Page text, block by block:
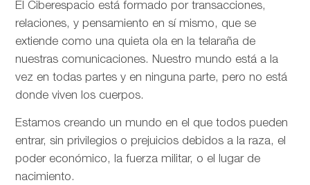
El Ciberespacio está formado por transacciones,
relaciones, y pensamiento en sí mismo, que se
extiende como una quieta ola en la telaraña de
nuestras comunicaciones. Nuestro mundo está a la
vez en todas partes y en ninguna parte, pero no está
donde viven los cuerpos.
Estamos creando un mundo en el que todos pueden
entrar, sin privilegios o prejuicios debidos a la raza, el
poder económico, la fuerza militar, o el lugar de
nacimiento.